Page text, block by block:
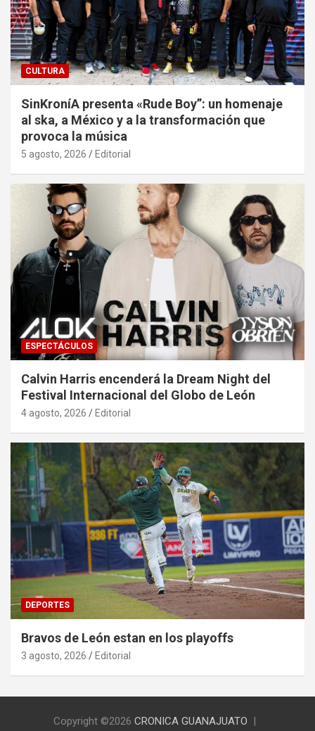
CULTURA
SinKroníA presenta «Rude Boy”: un homenaje
al ska, a México y a la transformación que
provoca la música
5 agosto, 2026 Editorial
ESPECTÁCULOS
Calvin Harris encenderá la Dream Night del
Festival Internacional del Globo de León
4 agosto, 2026 Editorial
DEPORTES
Bravos de León estan en los playoffs
3 agosto, 2026 Editorial
Copyright ©2026 CRONICA GUANAJUATO